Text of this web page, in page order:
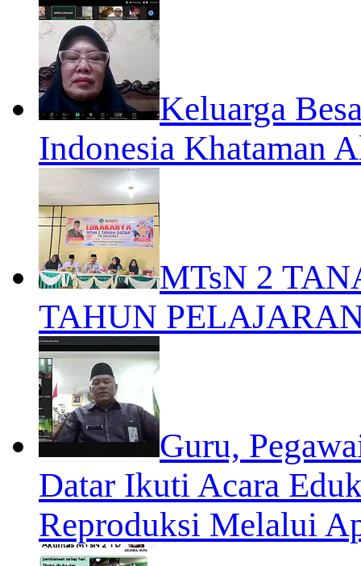
Keluarga
Indonesia Khataman
MTsN 2
TAHUN
Guru,
Datar Ikuti Acara
Reproduksi Melalui